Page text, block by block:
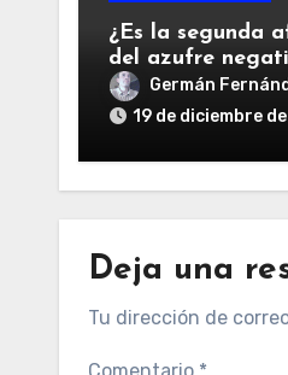
¿Es la segunda
del azufre
Germán
19 de diciembre
Deja una
Tu dirección de